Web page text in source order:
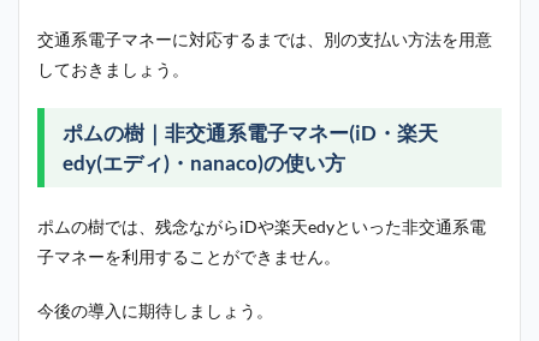
交通系電子マネーに対応するまでは、別の支払い方法を用意
しておきましょう。
ポムの樹｜非交通系電子マネー(iD・楽天
edy(エディ)・nanaco)の使い方
ポムの樹では、残念ながらiDや楽天edyといった非交通系電
子マネーを利用することができません。
今後の導入に期待しましょう。